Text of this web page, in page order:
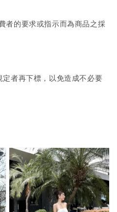
者的要求或指示而為商品之採
者再下標，以免造成不必要